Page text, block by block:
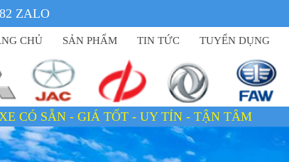
ZALO
CHỦ SẢN PHẨM TIN TỨC TUYỂN DỤNG
- UY TÍN - TẬN TÂM